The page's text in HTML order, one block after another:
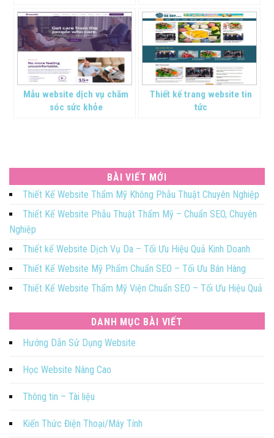
Mẫu website dịch vụ chăm
sóc sức khỏe
Thiết kế trang website tin
tức
BÀI VIẾT MỚI
Thiết Kế Website Thẩm Mỹ Không Phẫu Thuật Chuyên Nghiệp
Thiết Kế Website Phẫu Thuật Thẩm Mỹ – Chuẩn SEO, Chuyên
Nghiệp
Thiết kế Website Dịch Vụ Da – Tối Ưu Hiệu Quả Kinh Doanh
Thiết Kế Website Mỹ Phẩm Chuẩn SEO – Tối Ưu Bán Hàng
Thiết Kế Website Thẩm Mỹ Viện Chuẩn SEO – Tối Ưu Hiệu Quả
DANH MỤC BÀI VIẾT
Hướng Dẫn Sử Dụng Website
Học Website Nâng Cao
Thông tin – Tài liệu
Kiến Thức Điện Thoại/Máy Tính